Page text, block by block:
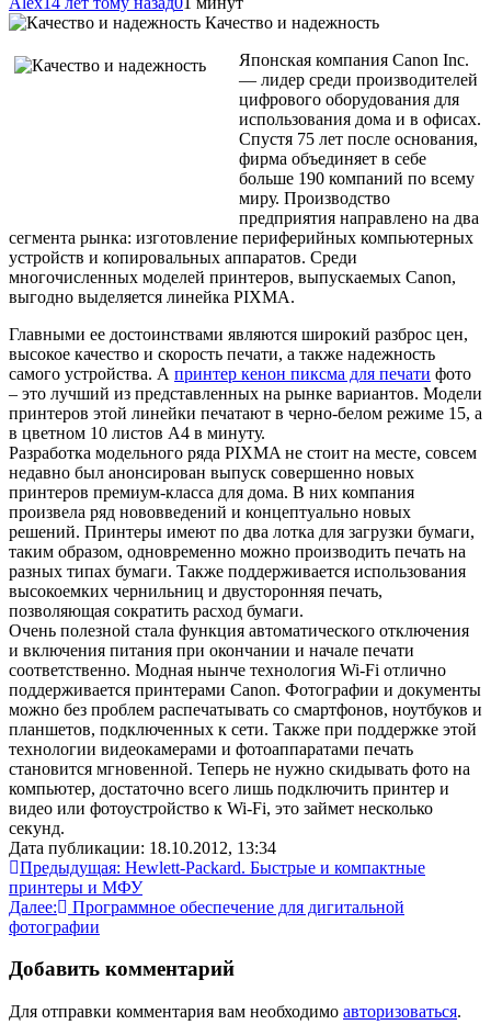
Качество и надежность
Японская компания Canon Inc.
— лидер среди производителей
цифрового оборудования для
использования дома и в офисах.
Спустя 75 лет после основания,
фирма объединяет в себе
больше 190 компаний по всему
миру. Производство
предприятия направлено на два
сегмента рынка: изготовление периферийных компьютерных
устройств и копировальных аппаратов. Среди
многочисленных моделей принтеров, выпускаемых Canon,
выгодно выделяется линейка PIXMA.
Главными ее достоинствами являются широкий разброс цен,
высокое качество и скорость печати, а также надежность
самого устройства. А принтер кенон пиксма для печати фото
– это лучший из представленных на рынке вариантов. Модели
принтеров этой линейки печатают в черно-белом режиме 15, а
в цветном 10 листов А4 в минуту.
Разработка модельного ряда PIXMA не стоит на месте, совсем
недавно был анонсирован выпуск совершенно новых
принтеров премиум-класса для дома. В них компания
произвела ряд нововведений и концептуально новых
решений. Принтеры имеют по два лотка для загрузки бумаги,
таким образом, одновременно можно производить печать на
разных типах бумаги. Также поддерживается использования
высокоемких чернильниц и двусторонняя печать,
позволяющая сократить расход бумаги.
Очень полезной стала функция автоматического отключения
и включения питания при окончании и начале печати
соответственно. Модная нынче технология Wi-Fi отлично
поддерживается принтерами Canon. Фотографии и документы
можно без проблем распечатывать со смартфонов, ноутбуков и
планшетов, подключенных к сети. Также при поддержке этой
технологии видеокамерами и фотоаппаратами печать
становится мгновенной. Теперь не нужно скидывать фото на
компьютер, достаточно всего лишь подключить принтер и
видео или фотоустройство к Wi-Fi, это займет несколько
секунд.
Дата публикации: 18.10.2012, 13:34
Навигация
по
записям
Предыдущая: Hewlett-Packard. Быстрые и компактные
принтеры и МФУ
Далее:
Программное обеспечение для дигитальной
фотографии
Добавить комментарий
Для отправки комментария вам необходимо авторизоваться.